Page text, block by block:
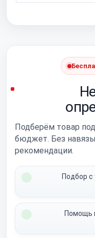
Подберём товар
бюджет. Без
рекомендации.
Подбор с
Помощь